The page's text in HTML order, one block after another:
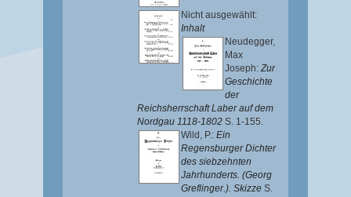
Nicht ausgewählt:
Inhalt
Neudegger,
Max
Joseph:Zur
Geschichte
der
Reichsherrschaft Laber auf dem
Nordgau 1118-1802 S. 1-155.
Wild, P.: Ein
Regensburger Dichter
des siebzehnten
Jahrhunderts. (Georg
Greflinger.). Skizze S.